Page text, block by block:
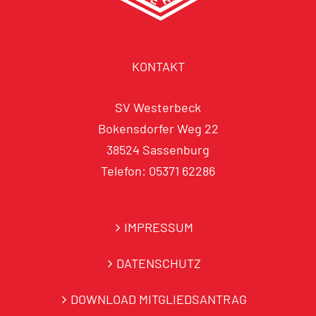
KONTAKT
SV Westerbeck
Bokensdorfer Weg 22
38524 Sassenburg
Telefon: 05371 62286
IMPRESSUM
DATENSCHUTZ
DOWNLOAD MITGLIEDSANTRAG